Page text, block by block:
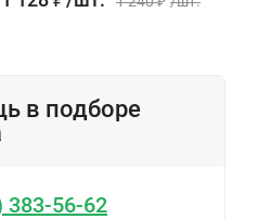
в подборе
383-56-62